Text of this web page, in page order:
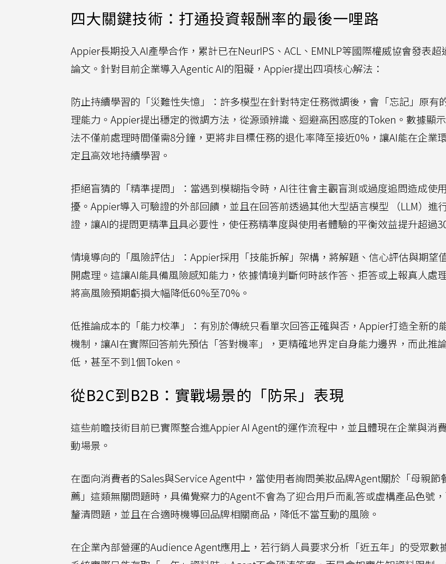
四大關鍵技術：打通投資報酬率的最後一哩路
Appier長期投入AI產學合作，累計已在NeurIPS、ACL、EMNLP等國際權威協會發表超
論文。針對目前企業導入Agentic AI的阻礙，Appier提出四項核心解法：
防止持續學習的「災難性失憶」：許多模型在針對特定任務微調後，會「忘記」原有
理能力。Appier提出穩定的微調方法，從源頭辨識、迴避高困惑度的Token。數據顯
法不僅前處理時間僅需8分鐘，更將非目標任務的退化率降至接近0%，讓AI能在企業
定且高效地持續學習。
拒絕盲猜的「精準提問」：當遇到模糊指令時，AI往往會主觀盲測或過度追問造成使
擾。Appier導入可驗證的外部回饋，並且在回答前透過其他大型語言模型 （LLM）進
證，讓AI的提問更精準且具必要性，使任務精準度與使用者體驗的平衡效益提升超過
情境導向的「風險評估」：Appier採用「技能拆解」架構，將解題、信心評估與期望
開處理。這讓AI能具備風險感知能力，依據情境判斷何時該作答、拒答或上報真人處
將高風險預期虧損大幅降低60%至70%。
低推論成本的「能力校準」：有別於傳統只看單次回答正確與否，Appier打造全新的
機制，讓AI在實際回答前先預估「答對機率」，更精確地界定自身能力邊界，而此推
低，甚至不到1個Token。
從B2C到B2B：實戰場景的「防呆」表現
這些前瞻技術目前已實際整合進Appier AI Agent的運作流程中，並且體現在企業與消
動場景。
在面向消費者的Sales與Service Agent中，當使用者詢問美妝品牌Agent關於「母親節
薦」這類無關問題時，具備覺察力的Agent不會為了迎合用戶而亂答或虛構產品色號
釐清問題，並且在合適時機導回品牌相關商品，降低不當互動的風險。
在企業內部營運的Audience Agent應用上，若行銷人員要求分析「近五年」的受眾數